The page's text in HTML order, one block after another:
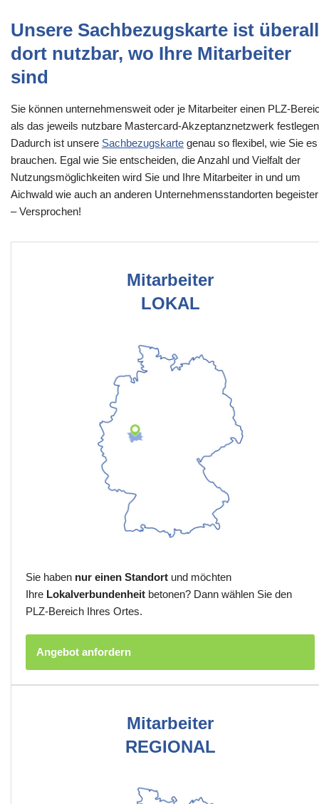
Unsere Sachbezugskarte ist überall
dort nutzbar, wo Ihre Mitarbeiter
sind
Sie können unternehmensweit oder je Mitarbeiter einen PLZ-
als das jeweils nutzbare Mastercard-Akzeptanznetzwerk
Dadurch ist unsere Sachbezugskarte genau so flexibel, wie Sie es
brauchen. Egal wie Sie entscheiden, die Anzahl und Vielfalt der
Nutzungsmöglichkeiten wird Sie und Ihre Mitarbeiter in und um
Aichwald wie auch an anderen Unternehmensstandorten
– Versprochen!
Mitarbeiter
LOKAL
Sie haben nur einen Standort und möchten
Ihre Lokalverbundenheit betonen? Dann wählen Sie den
PLZ-Bereich Ihres Ortes.
Angebot anfordern
Mitarbeiter
REGIONAL